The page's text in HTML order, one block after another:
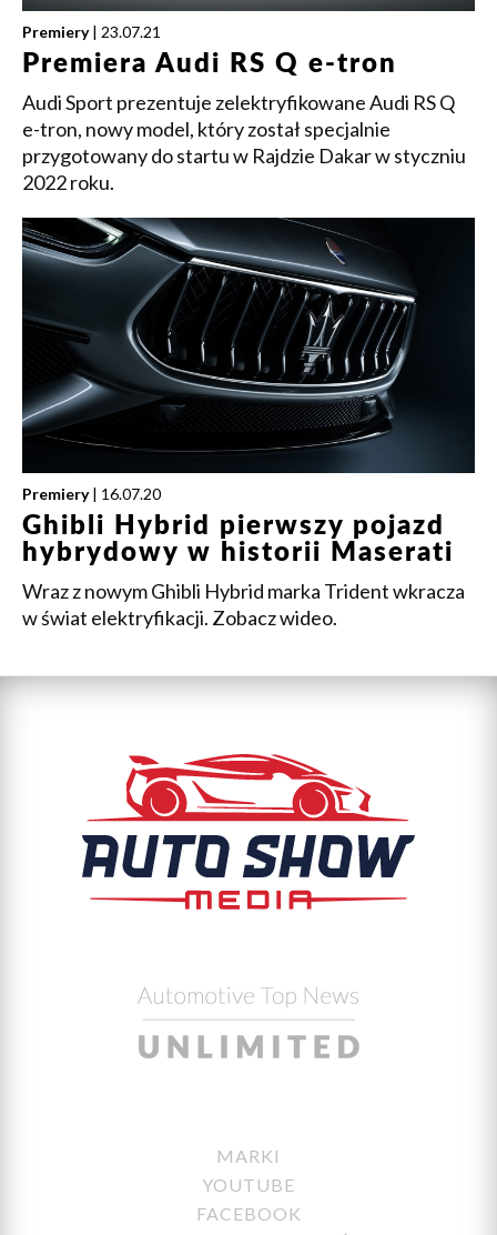
Premiery | 23.07.21
Premiera Audi RS Q e-tron
Audi Sport prezentuje zelektryfikowane Audi RS Q
e-tron, nowy model, który został specjalnie
przygotowany do startu w Rajdzie Dakar w styczniu
2022 roku.
Premiery | 16.07.20
Ghibli Hybrid pierwszy pojazd
hybrydowy w historii Maserati
Wraz z nowym Ghibli Hybrid marka Trident wkracza
w świat elektryfikacji. Zobacz wideo.
MARKI
YOUTUBE
FACEBOOK